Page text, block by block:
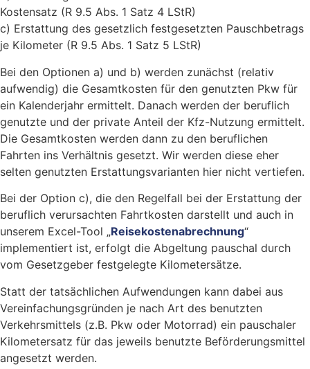
Kostensatz (R 9.5 Abs. 1 Satz 4 LStR)
c) Erstattung des gesetzlich festgesetzten Pauschbetrags
je Kilometer (R 9.5 Abs. 1 Satz 5 LStR)
Bei den Optionen a) und b) werden zunächst (relativ
aufwendig) die Gesamtkosten für den genutzten Pkw für
ein Kalenderjahr ermittelt. Danach werden der beruflich
genutzte und der private Anteil der Kfz-Nutzung ermittelt.
Die Gesamtkosten werden dann zu den beruflichen
Fahrten ins Verhältnis gesetzt. Wir werden diese eher
selten genutzten Erstattungsvarianten hier nicht vertiefen.
Bei der Option c), die den Regelfall bei der Erstattung der
beruflich verursachten Fahrtkosten darstellt und auch in
unserem Excel-Tool „Reisekostenabrechnung“
implementiert ist, erfolgt die Abgeltung pauschal durch
vom Gesetzgeber festgelegte Kilometersätze.
Statt der tatsächlichen Aufwendungen kann dabei aus
Vereinfachungsgründen je nach Art des benutzten
Verkehrsmittels (z.B. Pkw oder Motorrad) ein pauschaler
Kilometersatz für das jeweils benutzte Beförderungsmittel
angesetzt werden.